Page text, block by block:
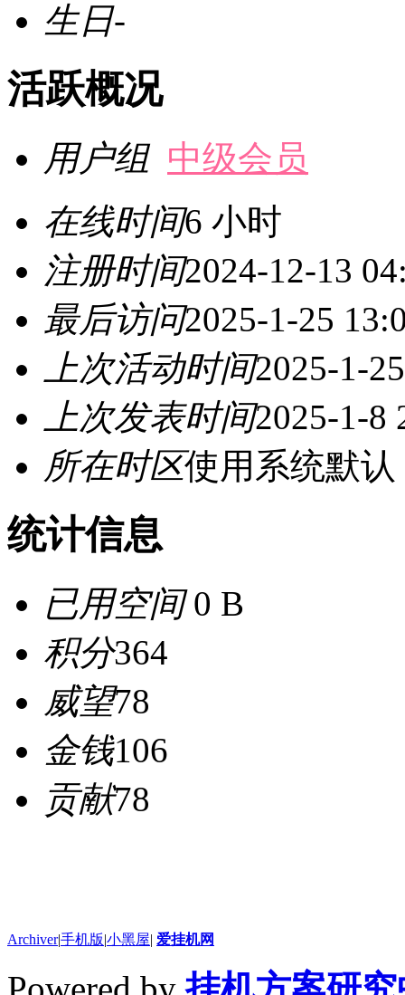
生日-
活跃概况
用户组 中级会员
在线时间6 小时
注册时间2024-12-13
最后访问2025-1-25
上次活动时间2025-1-
上次发表时间2025-1-8
所在时区使用系统默认
统计信息
已用空间0 B
积分364
威望78
金钱106
贡献78
Archiver|手机版|小黑屋| 爱挂机网